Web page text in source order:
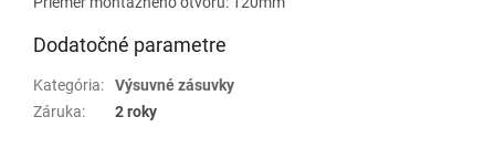
Dodatočné parametre
Kategória:
Výsuvné zásuvky
Záruka: 2 roky